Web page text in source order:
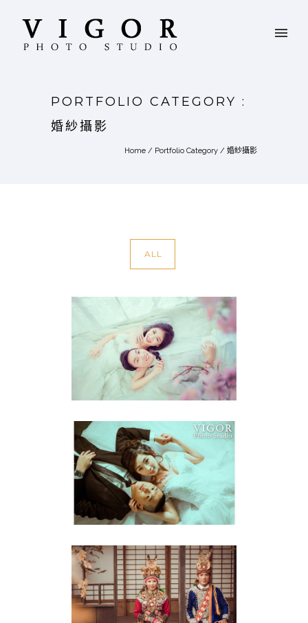
PORTFOLIO CATEGORY :
婚紗攝影
Home / Portfolio Category / 婚紗攝影
ALL
浪漫真諦
婚紗攝影
YOU & ME
婚紗攝影
百變生活
婚紗攝影